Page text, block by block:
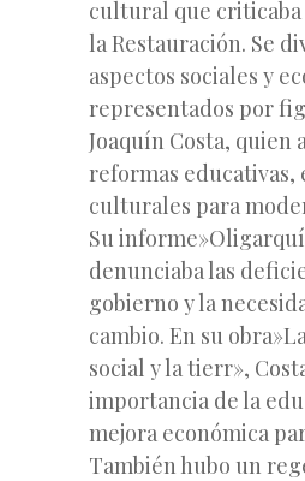
cultural que criticaba
la Restauración. Se
aspectos sociales y
representados por
Joaquín Costa, quien
reformas educativas,
culturales para
Su
denunciaba las
gobierno y la
cambio. En su
social y la tierr»,
importancia de la
mejora económica
También hubo un